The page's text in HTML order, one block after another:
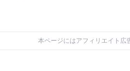
本ページにはアフィリエイト広